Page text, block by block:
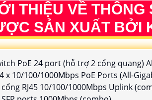
THIỆU VỀ
SẢN XUẤT BỞI
PoE 24 port (hỗ trợ 2 cổng quang)
x 10/100/1000Mbps PoE Ports (All-
cổng RJ45 10/100/1000Mbps Uplink